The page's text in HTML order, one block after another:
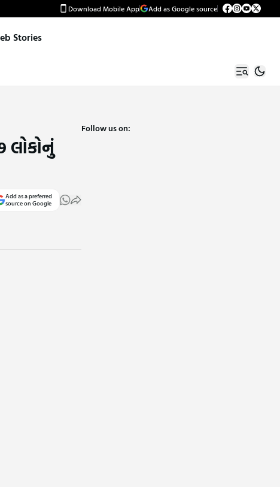
Download Mobile App Add as Google source
Stories
લોકોનું
Add as a preferred
source on Google
Follow us on: